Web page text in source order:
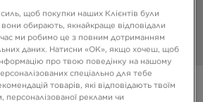
щоб покупки наших Клієнтів були
обирають, якнайкраще відповідали
ми робимо це з повним дотриманням
даних. Натисни «OK», якщо хочеш, щоб
про твою поведінку на нашому
спеціально для тебе
товарів, які відповідають твоїм
персоналізованої реклами чи